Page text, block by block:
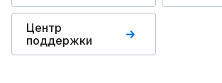
Центр
поддержки